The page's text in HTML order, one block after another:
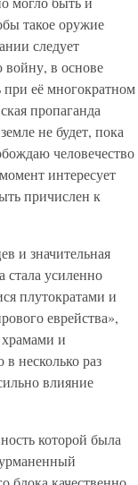
такое оружие
следует
войну, в основе
её многократном
пропаганда
не будет, пока
человечество
интересует
причислен к
и значительная
стала усиленно
плутократами и
еврейства»,
храмами и
несколько раз
влияние
которой была